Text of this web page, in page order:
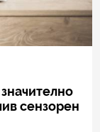
сензорен